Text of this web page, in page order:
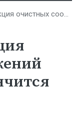
в Геническе закончится в сентябре